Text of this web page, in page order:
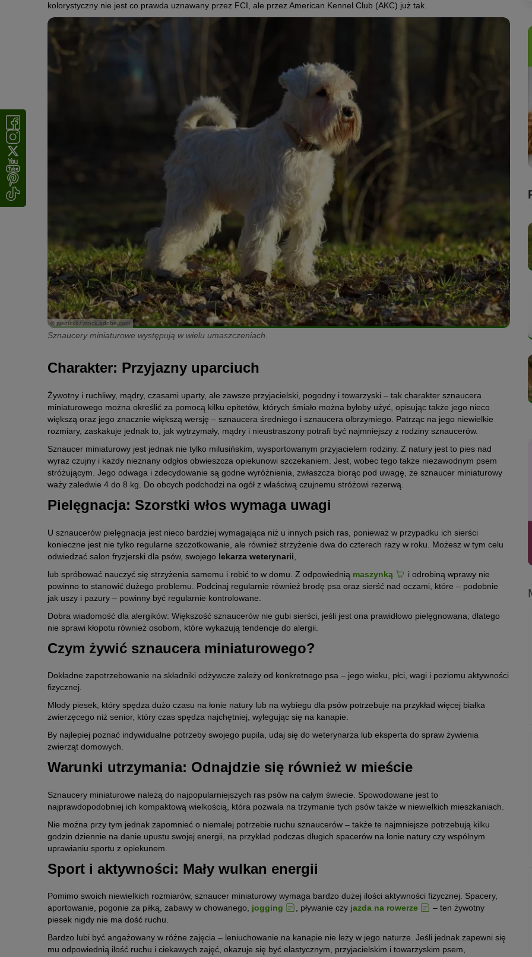
kolorystyczny nie jest co prawda uznawany przez FCI, ale przez American Kennel Club (AKC) już tak.
© pisotckii / stock.adobe.com
Sznaucery miniaturowe występują w wielu umaszczeniach.
Charakter: Przyjazny uparciuch
Żywotny i ruchliwy, mądry, czasami uparty, ale zawsze przyjacielski, pogodny i towarzyski – tak charakter sznaucera
miniaturowego można określić za pomocą kilku epitetów, których śmiało można byłoby użyć, opisując także jego nieco
większą oraz jego znacznie większą wersję – sznaucera średniego i sznaucera olbrzymiego. Patrząc na jego niewielkie
rozmiary, zaskakuje jednak to, jak wytrzymały, mądry i nieustraszony potrafi być najmniejszy z rodziny sznaucerów.
Sznaucer miniaturowy jest jednak nie tylko milusińskim, wysportowanym przyjacielem rodziny. Z natury jest to pies nad
wyraz czujny i każdy nieznany odgłos obwieszcza opiekunowi szczekaniem. Jest, wobec tego także niezawodnym psem
stróżującym. Jego odwaga i zdecydowanie są godne wyróżnienia, zwłaszcza biorąc pod uwagę, że sznaucer miniaturowy
waży zaledwie 4 do 8 kg. Do obcych podchodzi na ogół z właściwą czujnemu stróżowi rezerwą.
Pielęgnacja: Szorstki włos wymaga uwagi
U sznaucerów pielęgnacja jest nieco bardziej wymagająca niż u innych psich ras, ponieważ w przypadku ich sierści
konieczne jest nie tylko regularne szczotkowanie, ale również strzyżenie dwa do czterech razy w roku. Możesz w tym celu
odwiedzać salon fryzjerski dla psów, swojego lekarza weterynarii
lub spróbować nauczyć się strzyżenia samemu i robić to w domu. Z odpowiednią maszynką
i odrobiną wprawy nie
powinno to stanowić dużego problemu. Podcinaj regularnie również brodę psa oraz sierść nad oczami, które – podobnie
jak uszy i pazury – powinny być regularnie kontrolowane.
Dobra wiadomość dla alergików: Większość sznaucerów nie gubi sierści, jeśli jest ona prawidłowo pielęgnowana, dlatego
nie sprawi kłopotu również osobom, które wykazują tendencje do alergii.
Czym żywić sznaucera miniaturowego?
Dokładne zapotrzebowanie na składniki odżywcze zależy od konkretnego psa – jego wieku, płci, wagi i poziomu aktywności
fizycznej.
Młody piesek, który spędza dużo czasu na łonie natury lub na wybiegu dla psów potrzebuje na przykład więcej białka
zwierzęcego niż senior, który czas spędza najchętniej, wylegując się na kanapie.
By najlepiej poznać indywidualne potrzeby swojego pupila, udaj się do weterynarza lub eksperta do spraw żywienia
zwierząt domowych.
Warunki utrzymania: Odnajdzie się również w mieście
Sznaucery miniaturowe należą do najpopularniejszych ras psów na całym świecie. Spowodowane jest to
najprawdopodobniej ich kompaktową wielkością, która pozwala na trzymanie tych psów także w niewielkich mieszkaniach.
Nie można przy tym jednak zapomnieć o niemałej potrzebie ruchu sznaucerów – także te najmniejsze potrzebują kilku
godzin dziennie na danie upustu swojej energii, na przykład podczas długich spacerów na łonie natury czy wspólnym
uprawianiu sportu z opiekunem.
Sport i aktywności: Mały wulkan energii
Pomimo swoich niewielkich rozmiarów, sznaucer miniaturowy wymaga bardzo dużej ilości aktywności fizycznej. Spacery,
aportowanie, pogonie za piłką, zabawy w chowanego, jogging , pływanie czy jazda na rowerze
– ten żywotny
piesek nigdy nie ma dość ruchu.
Bardzo lubi być angażowany w różne zajęcia – leniuchowanie na kanapie nie leży w jego naturze. Jeśli jednak zapewni się
mu odpowiednią ilość ruchu i ciekawych zajęć, okazuje się być elastycznym, przyjacielskim i towarzyskim psem,